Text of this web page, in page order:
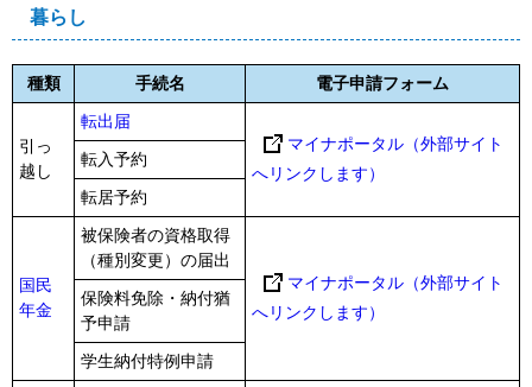
暮らし
種類 手続名 電子申請フォーム
引っ
越し
転出届
マイナポータル（外部サイト
へリンクします）
転入予約
転居予約
国民
年金
被保険者の資格取得
（種別変更）の届出
マイナポータル（外部サイト
へリンクします）
保険料免除・納付猶
予申請
学生納付特例申請